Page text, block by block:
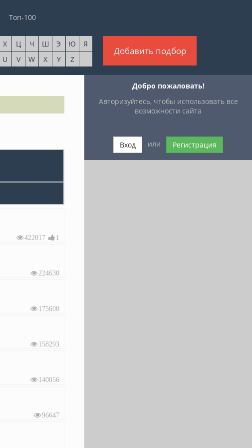
Топ-100
Х Ц Ч Ш Э Ю
Я
U V W X Y Z
Добавить подбор
422017 1
224630
175600
158293
140056
96647
Добро пожаловать!
Авторизуйтесь, чтобы использовать все
возможности сайта
Вход или Регистрация